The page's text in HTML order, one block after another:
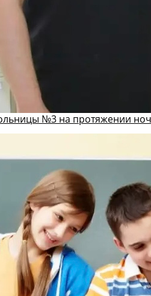
№3 на протяжении